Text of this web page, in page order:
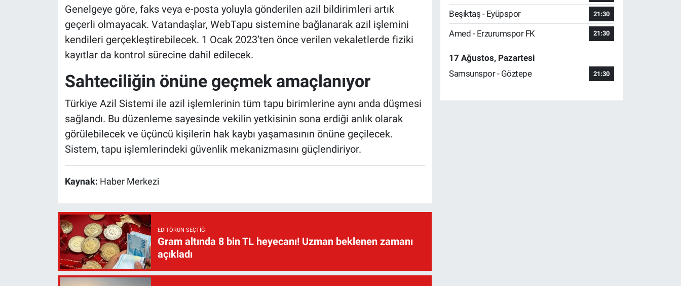
Genelgeye göre, faks veya e-posta yoluyla gönderilen azil bildirimleri artık
geçerli olmayacak. Vatandaşlar, WebTapu sistemine bağlanarak azil işlemini
kendileri gerçekleştirebilecek. 1 Ocak 2023’ten önce verilen vekaletlerde fiziki
kayıtlar da kontrol sürecine dahil edilecek.
Sahteciliğin önüne geçmek amaçlanıyor
Türkiye Azil Sistemi ile azil işlemlerinin tüm tapu birimlerine aynı anda düşmesi
sağlandı. Bu düzenleme sayesinde vekilin yetkisinin sona erdiği anlık olarak
görülebilecek ve üçüncü kişilerin hak kaybı yaşamasının önüne geçilecek.
Sistem, tapu işlemlerindeki güvenlik mekanizmasını güçlendiriyor.
Kaynak: Haber Merkezi
EDITÖRÜN SEÇTIĞI
Gram altında 8 bin TL heyecanı! Uzman beklenen zamanı
açıkladı
Beşiktaş - Eyüpspor 21:30
Amed - Erzurumspor FK 21:30
17 Ağustos, Pazartesi
Samsunspor - Göztepe
21:30